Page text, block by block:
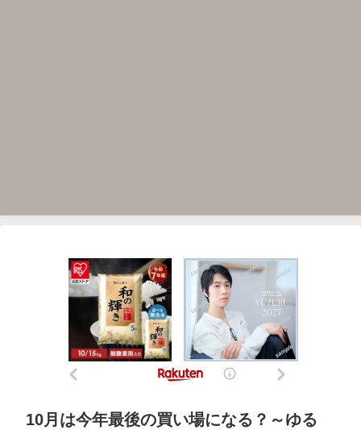
10月は今年最後の買い場になる？～ゆる